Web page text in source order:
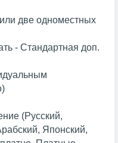
две одноместных
- Стандартная доп.
(Русский,
Японский,